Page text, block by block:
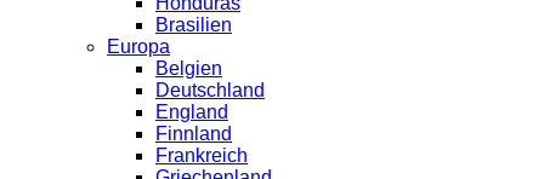
Brasilien
Europa
Belgien
Deutschland
England
Finnland
Frankreich